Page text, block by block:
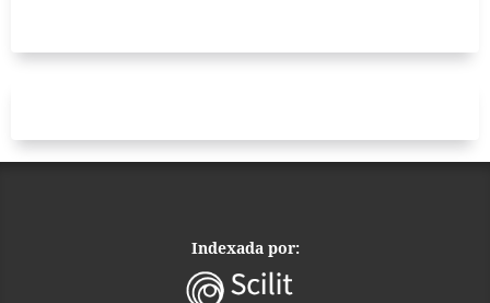
Indexada por: